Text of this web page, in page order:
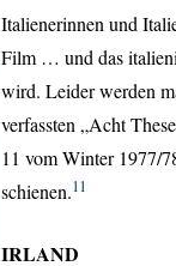
Italienerinnen und
Film … und das
wird. Leider werden
verfassten „Acht
11 vom Winter 1977/
schienen.11
IRLAND